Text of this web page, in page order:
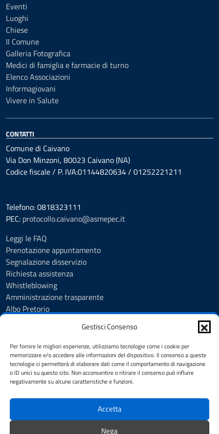
Gestisci Consenso
Per fornire le migliori esperienze, utilizziamo tecnologie come i cookie per
memorizzare e/o accedere alle informazioni del dispositivo. Il consenso a queste
tecnologie ci permetterà di elaborare dati come il comportamento di navigazione
o ID unici su questo sito. Non acconsentire o ritirare il consenso può influire
negativamente su alcune caratteristiche e funzioni.
Accetta
Nega
Eventi
Luoghi
Chiese
Il Comune
Galleria Fotografica
Medici di famiglia e farmacie di turno
Elenco Associazioni
Informagiovani
Vivere in Salute
CONTATTI
Comune di Caivano
Via Don Minzoni, 80023 Caivano (NA)
Codice fiscale / P. IVA:01144820634 / 01252221211
Telefono: 0818323111
PEC: protocollo.caivano@asmepec.it
Leggi le FAQ
Prenotazione appuntamento
Segnalazione disservizio
Richiesta assistenza
Whistleblowing
Amministrazione trasparente
Albo Pretorio
Cookie Policy
Informativa privacy videosorveglianza urbana targhe
Feedback
Dichiarazione di accessibilità
SEGUICI SU